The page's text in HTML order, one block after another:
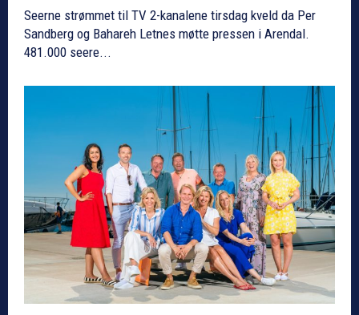
Seerne strømmet til TV 2-kanalene tirsdag kveld da Per
Sandberg og Bahareh Letnes møtte pressen i Arendal.
481.000 seere...